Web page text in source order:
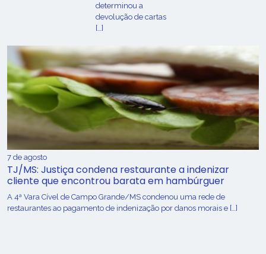
determinou a
devolução de cartas
[…]
7 de agosto
TJ/MS: Justiça condena restaurante a indenizar
cliente que encontrou barata em hambúrguer
A 4ª Vara Cível de Campo Grande/MS condenou uma rede de
restaurantes ao pagamento de indenização por danos morais e […]